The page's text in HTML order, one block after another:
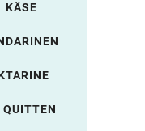
KÄSE
QUITTEN